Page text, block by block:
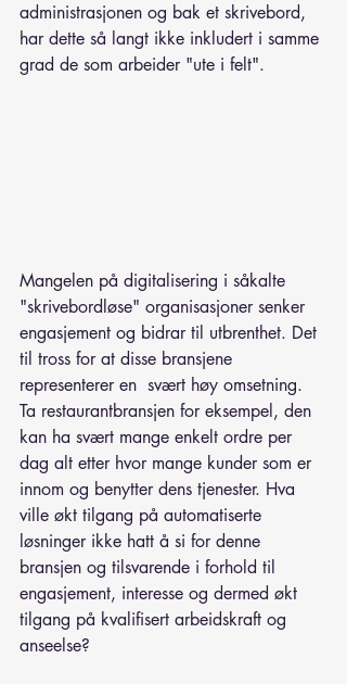
administrasjonen og bak et skrivebord,
har dette så langt ikke inkludert i samme
grad de som arbeider "ute i felt".
Mangelen på digitalisering i såkalte
"skrivebordløse" organisasjoner senker
engasjement og bidrar til utbrenthet. Det
til tross for at disse bransjene
representerer en  svært høy omsetning.
Ta restaurantbransjen for eksempel, den
kan ha svært mange enkelt ordre per
dag alt etter hvor mange kunder som er
innom og benytter dens tjenester. Hva
ville økt tilgang på automatiserte
løsninger ikke hatt å si for denne
bransjen og tilsvarende i forhold til
engasjement, interesse og dermed økt
tilgang på kvalifisert arbeidskraft og
anseelse?